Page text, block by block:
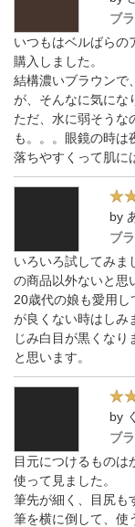
ブ
いつもはベルばらの
購入しました。
結構濃いブラウンで
が、そんなに気にな
ただ、水に弱そうな
も。。。眼鏡の時は
落ちやすくって肌に
by
ブ
いろいろ試してみま
の商品以外ないと思
20歳代の娘も愛用
が良くない時はしみ
じみ白目が黒くな
と思います。
by
ブ
目元につけるものは
使って見ました。
筆先が細く、目尻も
筆を横に倒して、使